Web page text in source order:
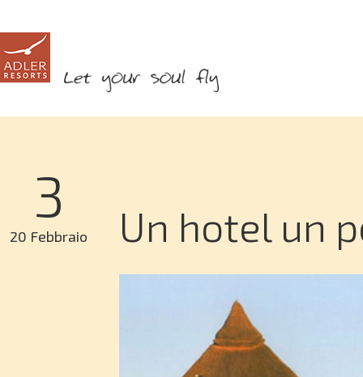
3
20 Febbraio Un hotel un